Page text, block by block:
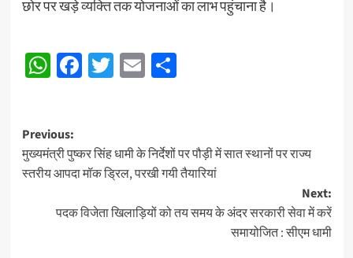
छोर पर खड़े व्यक्ति तक योजनाओं का लाभ पहुंचाना है।
Post
navigation
WhatsApp
Facebook
Twitter
EmailShare
Post
navigation
Previous:
मुख्यमंत्री पुष्कर सिंह धामी के निर्देशों पर पौड़ी में सात स्थानों पर राज्य
स्तरीय आपदा मॉक ड्रिल, परखी गयी तैयारियां
Next:
पदक विजेता खिलाड़ियों को तय समय के अंदर सरकारी सेवा में करें
समायोजित : सीएम धामी